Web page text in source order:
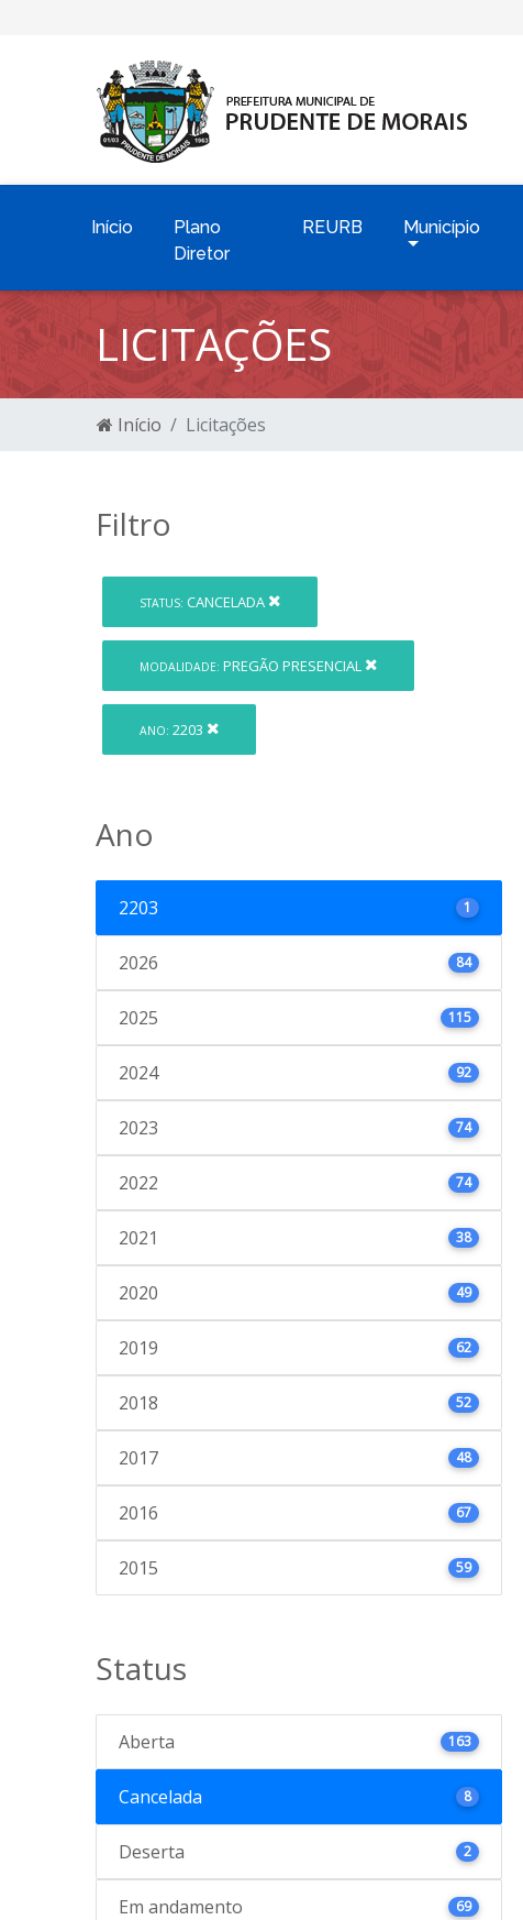
Início
Plano
Diretor
REURB Município
LICITAÇÕES
Início Licitações
Filtro
STATUS: CANCELADA
MODALIDADE: PREGÃO PRESENCIAL
ANO: 2203
Ano
2203 1
2026 84
2025 115
2024 92
2023 74
2022 74
2021 38
2020 49
2019 62
2018 52
2017 48
2016 67
2015 59
Status
Aberta 163
Cancelada 8
Deserta 2
Em andamento 69